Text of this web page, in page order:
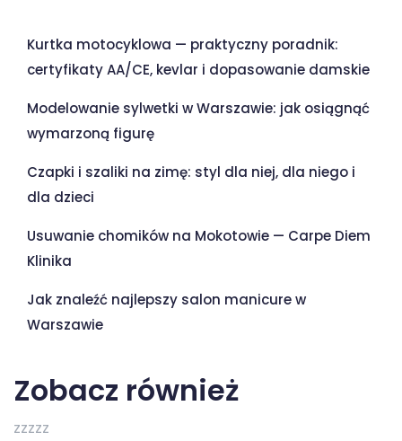
Kurtka motocyklowa — praktyczny poradnik:
certyfikaty AA/CE, kevlar i dopasowanie damskie
Modelowanie sylwetki w Warszawie: jak osiągnąć
wymarzoną figurę
Czapki i szaliki na zimę: styl dla niej, dla niego i
dla dzieci
Usuwanie chomików na Mokotowie — Carpe Diem
Klinika
Jak znaleźć najlepszy salon manicure w
Warszawie
Zobacz również
zzzzz